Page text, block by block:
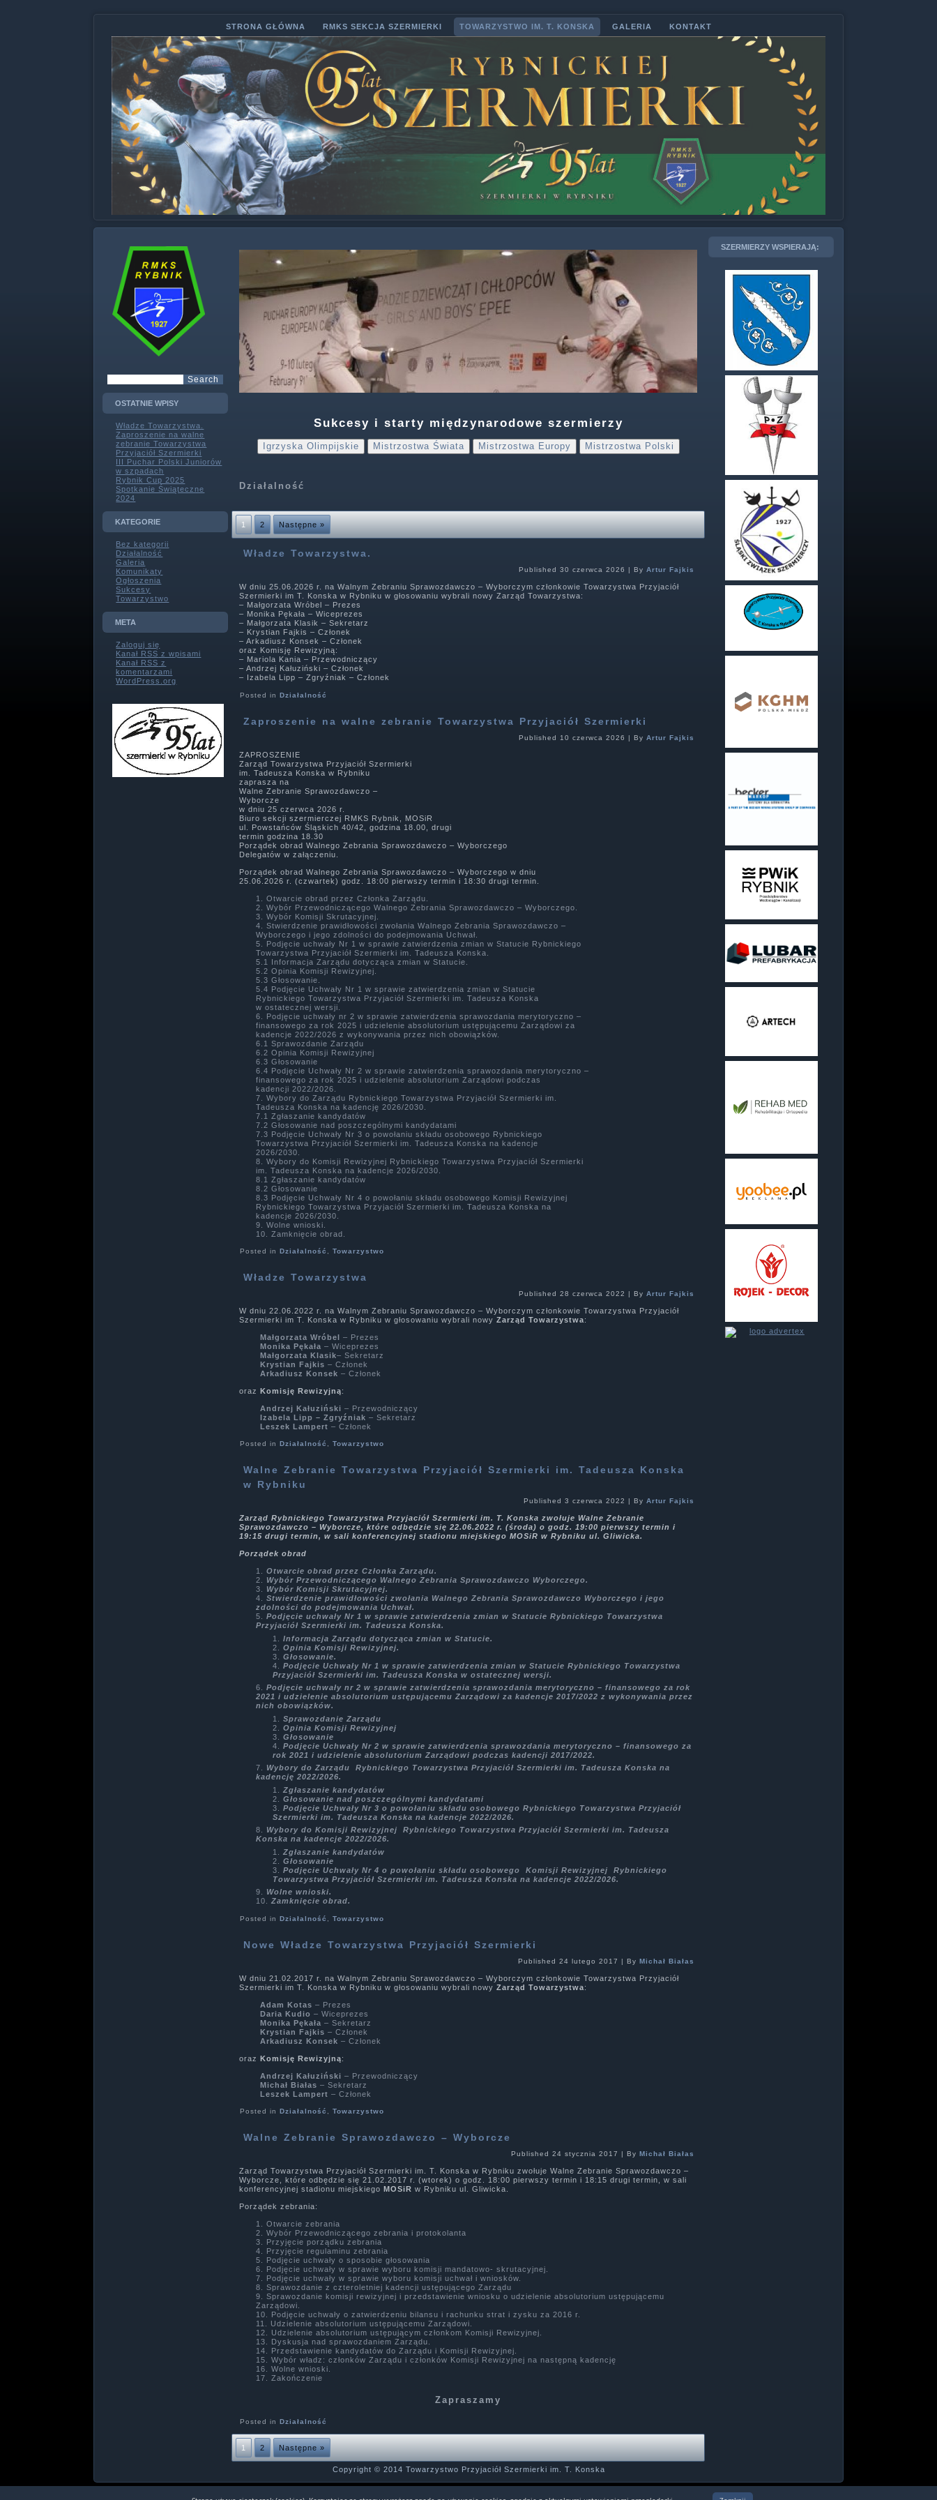
STRONA GŁÓWNA RMKS SEKCJA SZERMIERKI TOWARZYSTWO IM. T. KONSKA GALERIA KONTAKT
OSTATNIE WPISY
Władze Towarzystwa.
Zaproszenie na walne
zebranie Towarzystwa
Przyjaciół Szermierki
III Puchar Polski Juniorów
w szpadach
Rybnik Cup 2025
Spotkanie Świąteczne
2024
KATEGORIE
Bez kategorii
Działalność
Galeria
Komunikaty
Ogłoszenia
Sukcesy
Towarzystwo
META
Zaloguj się
Kanał RSS z wpisami
Kanał RSS z
komentarzami
WordPress.org
Sukcesy i starty międzynarodowe szermierzy
Igrzyska Olimpijskie Mistrzostwa Świata Mistrzostwa Europy Mistrzostwa Polski
Działalność
1 2 Następne »
Władze Towarzystwa.
Published 30 czerwca 2026 |By Artur Fajkis
W dniu 25.06.2026 r. na Walnym Zebraniu Sprawozdawczo – Wyborczym członkowie Towarzystwa Przyjaciół
Szermierki im T. Konska w Rybniku w głosowaniu wybrali nowy Zarząd Towarzystwa:
– Małgorzata Wróbel – Prezes
– Monika Pękała – Wiceprezes
– Małgorzata Klasik – Sekretarz
– Krystian Fajkis – Członek
– Arkadiusz Konsek – Członek
oraz Komisję Rewizyjną:
– Mariola Kania – Przewodniczący
– Andrzej Kałuziński – Członek
– Izabela Lipp – Zgryźniak – Członek
Posted in Działalność
Zaproszenie na walne zebranie Towarzystwa Przyjaciół Szermierki
Published 10 czerwca 2026 |By Artur Fajkis
ZAPROSZENIE
Zarząd Towarzystwa Przyjaciół Szermierki
im. Tadeusza Konska w Rybniku
zaprasza na
Walne Zebranie Sprawozdawczo –
Wyborcze
w dniu 25 czerwca 2026 r.
Biuro sekcji szermierczej RMKS Rybnik, MOSiR
ul. Powstańców Śląskich 40/42, godzina 18.00, drugi
termin godzina 18.30
Porządek obrad Walnego Zebrania Sprawozdawczo – Wyborczego
Delegatów w załączeniu.
Porządek obrad Walnego Zebrania Sprawozdawczo – Wyborczego w dniu
25.06.2026 r. (czwartek) godz. 18:00 pierwszy termin i 18:30 drugi termin.
Otwarcie obrad przez Członka Zarządu.
Wybór Przewodniczącego Walnego Zebrania Sprawozdawczo – Wyborczego.
Wybór Komisji Skrutacyjnej.
Stwierdzenie prawidłowości zwołania Walnego Zebrania Sprawozdawczo –
Wyborczego i jego zdolności do podejmowania Uchwał.
Podjęcie uchwały Nr 1 w sprawie zatwierdzenia zmian w Statucie Rybnickiego
Towarzystwa Przyjaciół Szermierki im. Tadeusza Konska.
5.1 Informacja Zarządu dotycząca zmian w Statucie.
5.2 Opinia Komisji Rewizyjnej.
5.3 Głosowanie.
5.4 Podjęcie Uchwały Nr 1 w sprawie zatwierdzenia zmian w Statucie
Rybnickiego Towarzystwa Przyjaciół Szermierki im. Tadeusza Konska
w ostatecznej wersji.
Podjęcie uchwały nr 2 w sprawie zatwierdzenia sprawozdania merytoryczno –
finansowego za rok 2025 i udzielenie absolutorium ustępującemu Zarządowi za
kadencje 2022/2026 z wykonywania przez nich obowiązków.
6.1 Sprawozdanie Zarządu
6.2 Opinia Komisji Rewizyjnej
6.3 Głosowanie
6.4 Podjęcie Uchwały Nr 2 w sprawie zatwierdzenia sprawozdania merytoryczno –
finansowego za rok 2025 i udzielenie absolutorium Zarządowi podczas
kadencji 2022/2026.
Wybory do Zarządu Rybnickiego Towarzystwa Przyjaciół Szermierki im.
Tadeusza Konska na kadencję 2026/2030.
7.1 Zgłaszanie kandydatów
7.2 Głosowanie nad poszczególnymi kandydatami
7.3 Podjęcie Uchwały Nr 3 o powołaniu składu osobowego Rybnickiego
Towarzystwa Przyjaciół Szermierki im. Tadeusza Konska na kadencje
2026/2030.
Wybory do Komisji Rewizyjnej Rybnickiego Towarzystwa Przyjaciół Szermierki
im. Tadeusza Konska na kadencje 2026/2030.
8.1 Zgłaszanie kandydatów
8.2 Głosowanie
8.3 Podjęcie Uchwały Nr 4 o powołaniu składu osobowego Komisji Rewizyjnej
Rybnickiego Towarzystwa Przyjaciół Szermierki im. Tadeusza Konska na
kadencje 2026/2030.
Wolne wnioski.
Zamknięcie obrad.
Posted in Działalność ,Towarzystwo
Władze Towarzystwa
Published 28 czerwca 2022 |By Artur Fajkis
W dniu 22.06.2022 r. na Walnym Zebraniu Sprawozdawczo – Wyborczym członkowie Towarzystwa Przyjaciół
Szermierki im T. Konska w Rybniku w głosowaniu wybrali nowyZarząd Towarzystwa:
Małgorzata Wróbel
– Prezes
Monika Pękała – Wiceprezes
Małgorzata Klasik– Sekretarz
Krystian Fajkis – Członek
Arkadiusz Konsek – Członek
oraz Komisję Rewizyjną:
Andrzej Kałuziński – Przewodniczący
Izabela Lipp – Zgryźniak – Sekretarz
Leszek Lampert – Członek
Posted in Działalność ,Towarzystwo
Walne Zebranie Towarzystwa Przyjaciół Szermierki im. Tadeusza Konska
w Rybniku
Published 3 czerwca 2022 |By Artur Fajkis
Zarząd Rybnickiego Towarzystwa Przyjaciół Szermierki im. T. Konska zwołuje Walne Zebranie
Sprawozdawczo – Wyborcze, które odbędzie się 22.06.2022 r. (środa) o godz. 19:00 pierwszy termin i
19:15 drugi termin, w sali konferencyjnej stadionu miejskiego MOSiR w Rybniku ul. Gliwicka.
Porządek obrad
Otwarcie obrad przez Członka Zarządu.
Wybór Przewodniczącego Walnego Zebrania Sprawozdawczo Wyborczego.
Wybór Komisji Skrutacyjnej.
Stwierdzenie prawidłowości zwołania Walnego Zebrania Sprawozdawczo Wyborczego i jego
zdolności do podejmowania Uchwał.
Podjęcie uchwały Nr 1 w sprawie zatwierdzenia zmian w Statucie Rybnickiego Towarzystwa
Przyjaciół Szermierki im. Tadeusza Konska.
Informacja Zarządu dotycząca zmian w Statucie.
Opinia Komisji Rewizyjnej.
Głosowanie.
Podjęcie Uchwały Nr 1 w sprawie zatwierdzenia zmian w Statucie Rybnickiego Towarzystwa
Przyjaciół Szermierki im. Tadeusza Konska w ostatecznej wersji.
Podjęcie uchwały nr 2 w sprawie zatwierdzenia sprawozdania merytoryczno – finansowego za rok
2021 i udzielenie absolutorium ustępującemu Zarządowi za kadencje 2017/2022 z wykonywania przez
nich obowiązków.
Sprawozdanie Zarządu
Opinia Komisji Rewizyjnej
Głosowanie
Podjęcie Uchwały Nr 2 w sprawie zatwierdzenia sprawozdania merytoryczno – finansowego za
rok 2021 i udzielenie absolutorium Zarządowi podczas kadencji 2017/2022.
Wybory do Zarządu Rybnickiego Towarzystwa Przyjaciół Szermierki im. Tadeusza Konska na
kadencję 2022/2026.
Zgłaszanie kandydatów
Głosowanie nad poszczególnymi kandydatami
Podjęcie Uchwały Nr 3 o powołaniu składu osobowego Rybnickiego Towarzystwa Przyjaciół
Szermierki im. Tadeusza Konska na kadencje 2022/2026.
Wybory do Komisji Rewizyjnej Rybnickiego Towarzystwa Przyjaciół Szermierki im. Tadeusza
Konska na kadencje 2022/2026.
Zgłaszanie kandydatów
Głosowanie
Podjęcie Uchwały Nr 4 o powołaniu składu osobowego Komisji Rewizyjnej Rybnickiego
Towarzystwa Przyjaciół Szermierki im. Tadeusza Konska na kadencje 2022/2026.
Wolne wnioski.
Zamknięcie obrad.
Posted in Działalność ,Towarzystwo
Nowe Władze Towarzystwa Przyjaciół Szermierki
Published 24 lutego 2017 |By Michał Białas
W dniu 21.02.2017 r. na Walnym Zebraniu Sprawozdawczo – Wyborczym członkowie Towarzystwa Przyjaciół
Szermierki im T. Konska w Rybniku w głosowaniu wybrali nowyZarząd Towarzystwa:
Adam Kotas – Prezes
Daria Kudio – Wiceprezes
Monika Pękała – Sekretarz
Krystian Fajkis – Członek
Arkadiusz Konsek – Członek
oraz Komisję Rewizyjną:
Andrzej Kałuziński – Przewodniczący
Michał Białas – Sekretarz
Leszek Lampert – Członek
Posted in Działalność ,Towarzystwo
Walne Zebranie Sprawozdawczo – Wyborcze
Published 24 stycznia 2017 |By Michał Białas
Zarząd Towarzystwa Przyjaciół Szermierki im. T. Konska w Rybniku zwołuje Walne Zebranie Sprawozdawczo –
Wyborcze, które odbędzie się 21.02.2017 r. (wtorek) o godz. 18:00 pierwszy termin i 18:15 drugi termin, w sali
konferencyjnej stadionu miejskiego MOSiR w Rybniku ul. Gliwicka.
Porządek zebrania:
Otwarcie zebrania
Wybór Przewodniczącego zebrania i protokolanta
Przyjęcie porządku zebrania
Przyjęcie regulaminu zebrania
Podjęcie uchwały o sposobie głosowania
Podjęcie uchwały w sprawie wyboru komisji mandatowo- skrutacyjnej.
Podjęcie uchwały w sprawie wyboru komisji uchwał i wniosków.
Sprawozdanie z czteroletniej kadencji ustępującego Zarządu
Sprawozdanie komisji rewizyjnej i przedstawienie wniosku o udzielenie absolutorium ustępującemu
Zarządowi.
Podjęcie uchwały o zatwierdzeniu bilansu i rachunku strat i zysku za 2016 r.
Udzielenie absolutorium ustępującemu Zarządowi.
Udzielenie absolutorium ustępującym członkom Komisji Rewizyjnej.
Dyskusja nad sprawozdaniem Zarządu.
Przedstawienie kandydatów do Zarządu i Komisji Rewizyjnej.
Wybór władz: członków Zarządu i członków Komisji Rewizyjnej na następną kadencję
Wolne wnioski.
Zakończenie
Zapraszamy
Posted in Działalność
1 2 Następne »
SZERMIERZY WSPIERAJĄ:
Copyright © 2014 Towarzystwo Przyjaciół Szermierki im. T. Konska